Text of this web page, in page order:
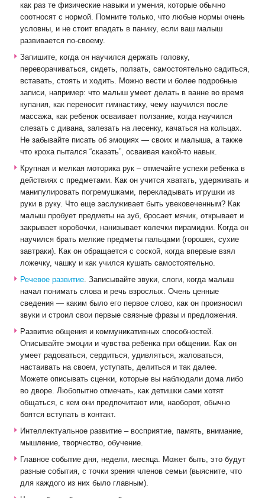
как раз те физические навыки и умения, которые обычно
соотносят с нормой. Помните только, что любые нормы очень
условны, и не стоит впадать в панику, если ваш малыш
развивается по-своему.
Запишите, когда он научился держать головку,
переворачиваться, сидеть, ползать, самостоятельно садиться,
вставать, стоять и ходить. Можно вести и более подробные
записи, например: что малыш умеет делать в ванне во время
купания, как переносит гимнастику, чему научился после
массажа, как ребенок осваивает ползание, когда научился
слезать с дивана, залезать на лесенку, качаться на кольцах.
Не забывайте писать об эмоциях — своих и малыша, а также
что кроха пытался “сказать”, осваивая какой-то навык.
Крупная и мелкая моторика рук – отмечайте успехи ребенка в
действиях с предметами. Как он учится хватать, удерживать и
манипулировать погремушками, перекладывать игрушки из
руки в руку. Что еще заслуживает быть увековеченным? Как
малыш пробует предметы на зуб, бросает мячик, открывает и
закрывает коробочки, нанизывает колечки пирамидки. Когда он
научился брать мелкие предметы пальцами (горошек, сухие
завтраки). Как он обращается с соской, когда впервые взял
ложечку, чашку и как учился кушать самостоятельно.
Речевое развитие. Записывайте звуки, слоги, когда малыш
начал понимать слова и речь взрослых. Очень ценные
сведения — каким было его первое слово, как он произносил
звуки и строил свои первые связные фразы и предложения.
Развитие общения и коммуникативных способностей.
Описывайте эмоции и чувства ребенка при общении. Как он
умеет радоваться, сердиться, удивляться, жаловаться,
настаивать на своем, уступать, делиться и так далее.
Можете описывать сценки, которые вы наблюдали дома либо
во дворе. Любопытно отмечать, как детишки сами хотят
общаться, с кем они предпочитают или, наоборот, обычно
боятся вступать в контакт.
Интеллектуальное развитие – восприятие, память, внимание,
мышление, творчество, обучение.
Главное событие дня, недели, месяца. Может быть, это будут
разные события, с точки зрения членов семьи (выясните, что
для каждого из них было главным).